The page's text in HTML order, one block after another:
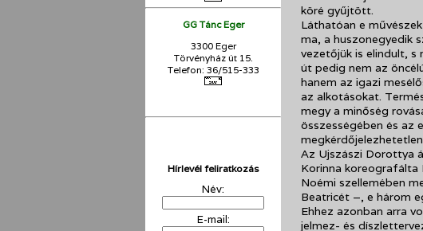
GG Tánc Eger
3300 Eger
Törvényház út 15.
Telefon: 36/515-333
Hírlevél feliratkozás
Név:
E-mail:
köré gyűjtött.
Láthatóan e
ma, a huszonegyedik
vezetőjük is elindult, s
út pedig nem az
hanem az igazi
az alkotásokat.
megy a minőség
összességében és az
Az Ujszászi Dorottya
Korinna koreografálta
Noémi szellemében
Beatricét –, e három
Ehhez azonban arra
jelmez- és